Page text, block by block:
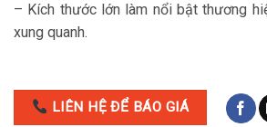
– Kích thước lớn làm nổi bật thương
xung quanh.
LIÊN HỆ ĐỂ BÁO GIÁ